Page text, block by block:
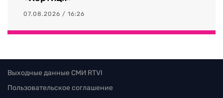
07.08.2026 / 16:26
Выходные данные СМИ RTVI
Пользовательское соглашение